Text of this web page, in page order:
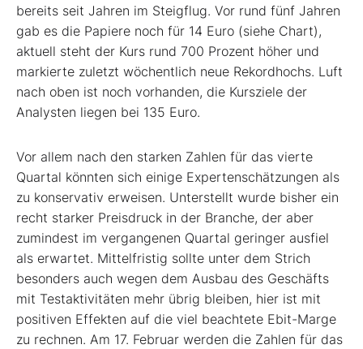
bereits seit Jahren im Steigflug. Vor rund fünf Jahren
gab es die Papiere noch für 14 Euro (siehe Chart),
aktuell steht der Kurs rund 700 Prozent höher und
markierte zuletzt wöchentlich neue Rekordhochs. Luft
nach oben ist noch vorhanden, die Kursziele der
Analysten liegen bei 135 Euro.
Vor allem nach den starken Zahlen für das vierte
Quartal könnten sich einige Expertenschätzungen als
zu konservativ erweisen. Unterstellt wurde bisher ein
recht starker Preisdruck in der Branche, der aber
zumindest im vergangenen Quartal geringer ausfiel
als erwartet. Mittelfristig sollte unter dem Strich
besonders auch wegen dem Ausbau des Geschäfts
mit Testaktivitäten mehr übrig bleiben, hier ist mit
positiven Effekten auf die viel beachtete Ebit-Marge
zu rechnen. Am 17. Februar werden die Zahlen für das